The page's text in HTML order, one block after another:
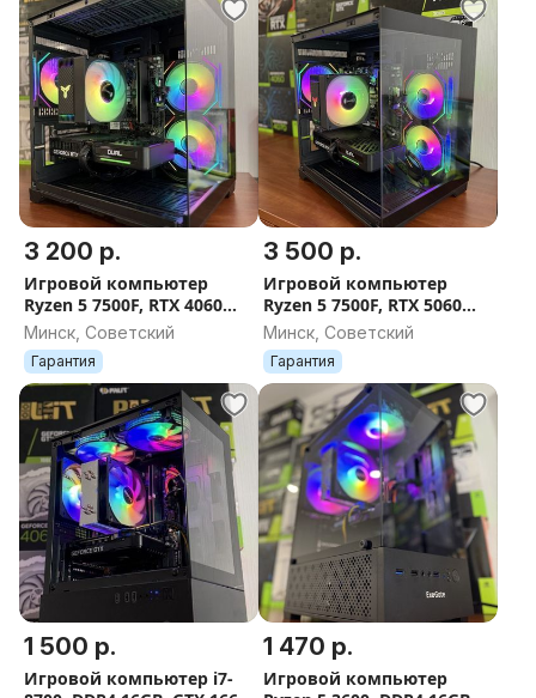
3 200 р.
Игровой компьютер
Ryzen 5 7500F, RTX 4060
8Gb, DDR5 16GB, SSD
512GB, 650W, AM5,
ГАРАНТИЯ 12 МЕС.
Минск, Советский
Гарантия
3 500 р.
Игровой компьютер
Ryzen 5 7500F, RTX 5060
8Gb, DDR5 16GB, SSD
512GB, 650W, AM5,
ГАРАНТИЯ 12 МЕС.
Минск, Советский
Гарантия
1 500 р.
Игровой компьютер i7-
1 470 р.
Игровой компьютер